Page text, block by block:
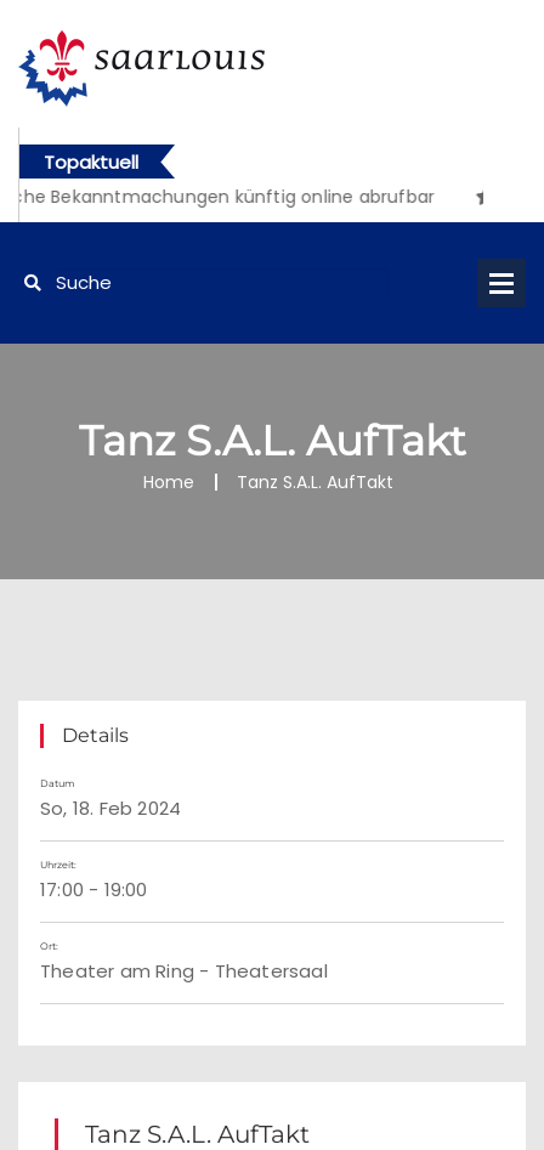
Topaktuell
Bekanntmachungen künftig online abrufbar
Tanz S.A.L. AufTakt
Home Tanz S.A.L. AufTakt
Details
Datum
So, 18. Feb 2024
Uhrzeit:
17:00 - 19:00
Ort:
Theater am Ring - Theatersaal
Tanz S.A.L. AufTakt